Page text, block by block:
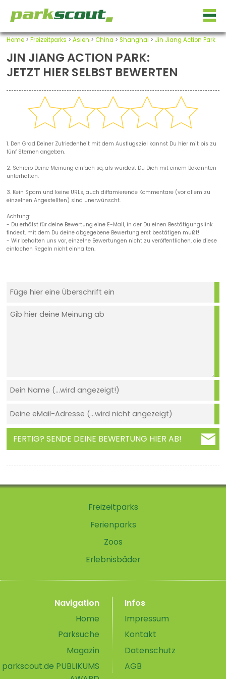
Home> Freizeitparks > Asien > China > Shanghai > Jin Jiang Action Park
JIN JIANG ACTION PARK:
JETZT HIER SELBST BEWERTEN
1. Den Grad Deiner Zufriedenheit mit dem Ausflugsziel kannst Du hier mit bis zu
fünf Sternen angeben.
2. Schreib Deine Meinung einfach so, als würdest Du Dich mit einem Bekannten
unterhalten.
3. Kein Spam und keine URLs, auch diffamierende Kommentare (vor allem zu
einzelnen Angestellten) sind unerwünscht.
Achtung:
- Du erhälst für deine Bewertung eine E-Mail, in der Du einen Bestätigungslink
findest, mit dem Du deine abgegebene Bewertung erst bestätigen mußt!
- Wir behalten uns vor, einzelne Bewertungen nicht zu veröffentlichen, die diese
einfachen Regeln nicht einhalten.
FERTIG? SENDE DEINE BEWERTUNG HIER AB!
Freizeitparks
Ferienparks
Zoos
Erlebnisbäder
Navigation
Home
Parksuche
Magazin
parkscout.de PUBLIKUMS
Infos
Impressum
Kontakt
Datenschutz
AGB